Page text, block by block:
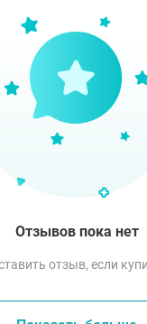
Отзывов пока нет
отзыв, если